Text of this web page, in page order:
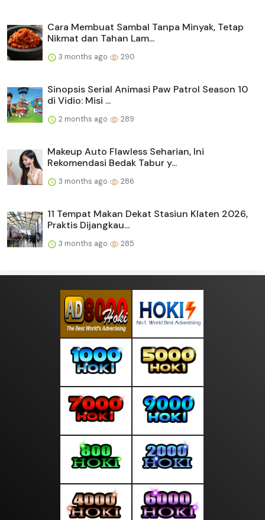
Cara Membuat Sambal Tanpa Minyak, Tetap
Nikmat dan Tahan Lam...
3 months ago 290
Sinopsis Serial Animasi Paw Patrol Season 10
di Vidio: Misi ...
2 months ago 289
Makeup Auto Flawless Seharian, Ini
Rekomendasi Bedak Tabur y...
3 months ago 286
11 Tempat Makan Dekat Stasiun Klaten 2026,
Praktis Dijangkau...
3 months ago 285